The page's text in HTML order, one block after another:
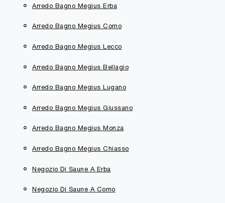
Arredo Bagno Megius Erba
Arredo Bagno Megius Como
Arredo Bagno Megius Lecco
Arredo Bagno Megius Bellagio
Arredo Bagno Megius Lugano
Arredo Bagno Megius Giussano
Arredo Bagno Megius Monza
Arredo Bagno Megius Chiasso
Negozio Di Saune A Erba
Negozio Di Saune A Como